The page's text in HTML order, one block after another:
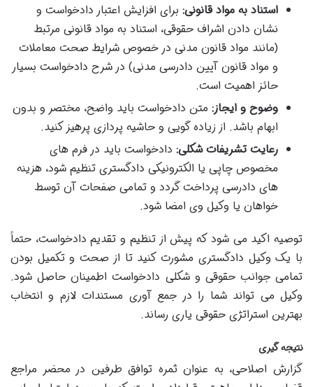
استناد به مواد قانونی: برای افزایش اعتبار دادخواست و
نشان دادن اشراف حقوقی، استناد به مواد قانونی مرتبط
(مانند مواد قانون مدنی در خصوص شرایط صحت معاملات
و مواد قانون آیین دادرسی مدنی) در شرح دادخواست بسیار
حائز اهمیت است.
وضوح و ایجاز: متن دادخواست باید واضح، مختصر و بدون
ابهام باشد. از زیاده گویی و حاشیه پردازی پرهیز کنید.
رعایت تشریفات شکلی: دادخواست باید در فرم های
مخصوص چاپی یا الکترونیکی دادگستری تنظیم شود، هزینه
های دادرسی پرداخت گردد و تمامی صفحات آن توسط
خواهان یا وکیل وی امضا شود.
توصیه اکید می شود که پیش از تنظیم و تقدیم دادخواست، حتماً
با یک وکیل دادگستری مشورت کنید تا از صحت و تکمیل بودن
تمامی جوانب حقوقی و شکلی دادخواست اطمینان حاصل شود.
وکیل می تواند شما را در جمع آوری مستندات لازم و انتخاب
بهترین استراتژی حقوقی یاری رساند.
نتیجه گیری
گزارش اصلاحی، به عنوان ثمره توافق طرفین در محضر مراجع